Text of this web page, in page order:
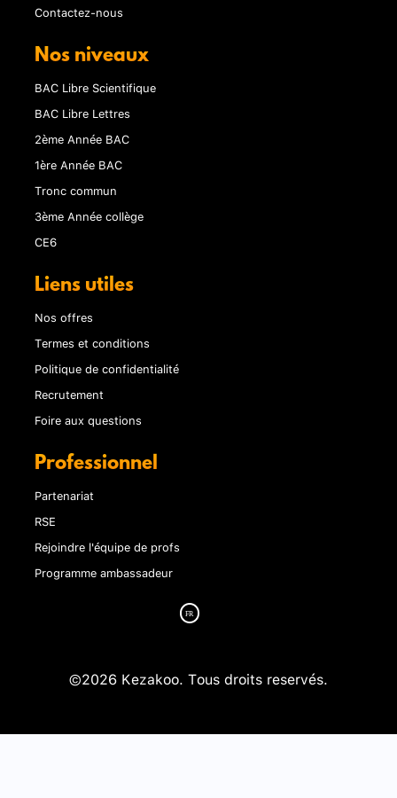
Contactez-nous
Nos niveaux
BAC Libre Scientifique
BAC Libre Lettres
2ème Année BAC
1ère Année BAC
Tronc commun
3ème Année collège
CE6
Liens utiles
Nos offres
Termes et conditions
Politique de confidentialité
Recrutement
Foire aux questions
Professionnel
Partenariat
RSE
Rejoindre l'équipe de profs
Programme ambassadeur
©2026 Kezakoo. Tous droits reservés.